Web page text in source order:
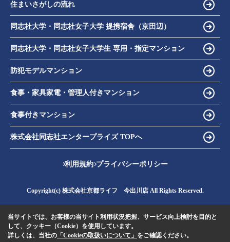
住まいさがしの流れ
同志社大学・同志社女子大学 提携宿舎（京田辺）
同志社大学・同志社女子大学生 専用・指定マンション
防犯モデルマンション
食事・家具家電・管理人付きマンション
食事付きマンション
株式会社同志社エンタープライズ TOPへ
利用規約 プライバシーポリシー
Copyright(c) 株式会社京都ライフ 今出川店 All Rights Reserved.
当サイトでは、お客様の当サイト利用状況把握、サービス向上検討を目的と
して、クッキー（Cookie）を使用しています。
詳しくは、当社の 「Cookieの取扱いについて」 をご確認ください。